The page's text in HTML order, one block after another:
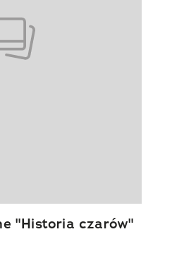
"Historia czarów"